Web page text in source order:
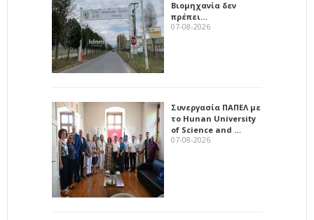
Βιομηχανία δεν
πρέπει…
07-08-2026
Συνεργασία ΠΑΠΕΛ με
το Hunan University
of Science and …
07-08-2026